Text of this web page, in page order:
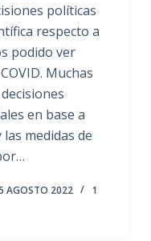
políticas
respecto a
podido ver
Muchas
en base a
medidas de
AGOSTO 2022
1